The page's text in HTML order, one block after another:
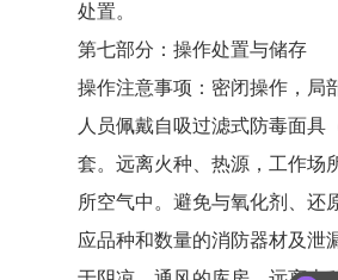
处置。
第七部分：操作处置与储存
操作注意事项：密闭操作，局
人员佩戴自吸过滤式防毒面
套。远离火种、热源，工作场
所空气中。避免与氧化剂、还
应品种和数量的消防器材及泄